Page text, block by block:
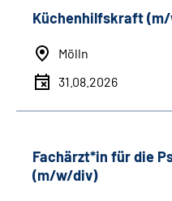
Küchenhilfskraft
Mölln
31.08.2026
Fachärzt*in für die
(m/w/div)